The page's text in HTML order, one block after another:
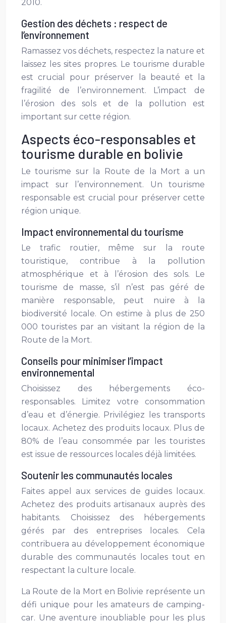
2010.
Gestion des déchets : respect de
l’environnement
Ramassez vos déchets, respectez la nature et
laissez les sites propres. Le tourisme durable
est crucial pour préserver la beauté et la
fragilité de l’environnement. L’impact de
l’érosion des sols et de la pollution est
important sur cette région.
Aspects éco-responsables et
tourisme durable en bolivie
Le tourisme sur la Route de la Mort a un
impact sur l’environnement. Un tourisme
responsable est crucial pour préserver cette
région unique.
Impact environnemental du tourisme
Le trafic routier, même sur la route
touristique, contribue à la pollution
atmosphérique et à l’érosion des sols. Le
tourisme de masse, s’il n’est pas géré de
manière responsable, peut nuire à la
biodiversité locale. On estime à plus de 250
000 touristes par an visitant la région de la
Route de la Mort.
Conseils pour minimiser l’impact
environnemental
Choisissez des hébergements éco-
responsables. Limitez votre consommation
d’eau et d’énergie. Privilégiez les transports
locaux. Achetez des produits locaux. Plus de
80% de l’eau consommée par les touristes
est issue de ressources locales déjà limitées.
Soutenir les communautés locales
Faites appel aux services de guides locaux.
Achetez des produits artisanaux auprès des
habitants. Choisissez des hébergements
gérés par des entreprises locales. Cela
contribuera au développement économique
durable des communautés locales tout en
respectant la culture locale.
La Route de la Mort en Bolivie représente un
défi unique pour les amateurs de camping-
car. Une aventure inoubliable pour les plus